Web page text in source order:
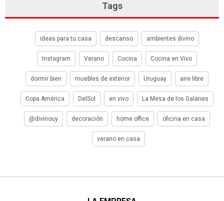
Tags
ideas para tu casa descanso ambientes divino
Instagram Verano Cocina Cocina en Vivo
dormir bien muebles de exterior Uruguay aire libre
Copa América DelSol en vivo La Mesa de los Galanes
@divinouy decoración home office oficina en casa
verano en casa